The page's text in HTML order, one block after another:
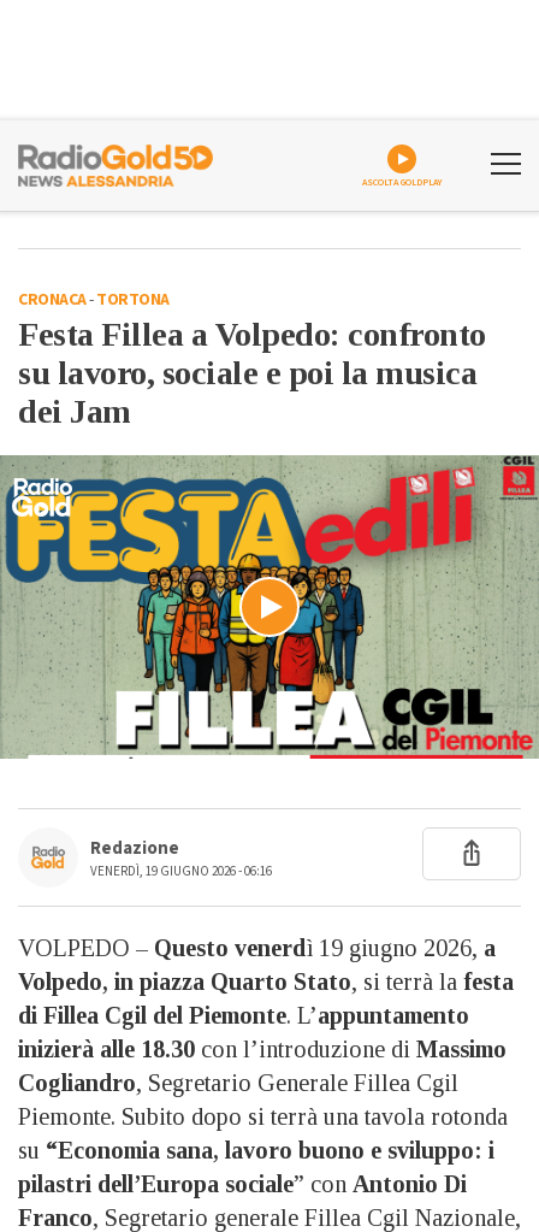
ASCOLTA GOLDPLAY
CRONACA-TORTONA
Festa Fillea a Volpedo: confronto
su lavoro, sociale e poi la musica
dei Jam
Redazione
VENERDÌ, 19 GIUGNO 2026 - 06:16
VOLPEDO – Questo venerdì 19 giugno 2026, a
Volpedo, in piazza Quarto Stato, si terrà la festa
di Fillea Cgil del Piemonte. L’appuntamento
inizierà alle 18.30 con l’introduzione di Massimo
Cogliandro, Segretario Generale Fillea Cgil
Piemonte. Subito dopo si terrà una tavola rotonda
su “Economia sana, lavoro buono e sviluppo: i
pilastri dell’Europa sociale” con Antonio Di
Franco, Segretario generale Fillea Cgil Nazionale,